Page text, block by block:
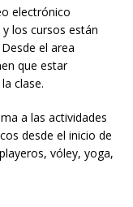
electrónico
los cursos están
el area
que estar
clase.
a las actividades
desde el inicio de
vóley, yoga,